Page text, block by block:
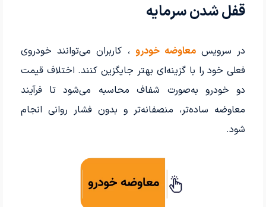
قفل شدن سرمایه
در سرویسمعاوضه خودرو ، کاربران می‌توانند خودروی
فعلی خود را با گزینه‌ای بهتر جایگزین کنند. اختلاف قیمت
دو خودرو به‌صورت شفاف محاسبه می‌شود تا فرآیند
معاوضه ساده‌تر، منصفانه‌تر و بدون فشار روانی انجام
شود.